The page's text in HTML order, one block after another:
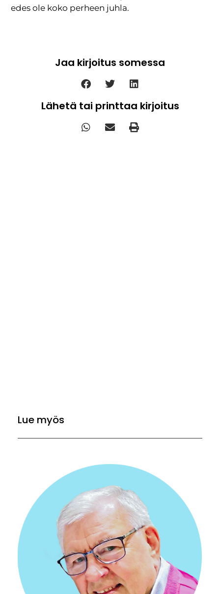
edes ole koko perheen juhla.
Jaa kirjoitus somessa
Lähetä tai printtaa kirjoitus
Lue myös